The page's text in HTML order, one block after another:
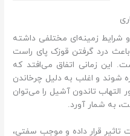
و شرایط زمینه‌ای مختلفی داشته
درد گرفتن قوزک پای راست
این زمانی اتفاق می‌افتد که
شوند و اغلب به دلیل چرخاندن
تاندون آشیل را می‌توان
به شمار آورد.
قرار داده و موجب سفتی،